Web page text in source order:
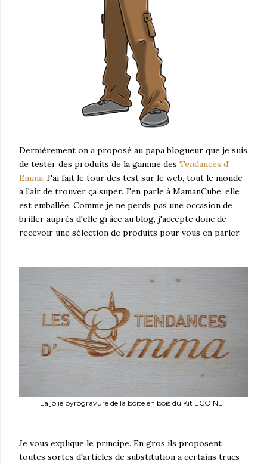
Dernièrement on a proposé au papa blogueur que je suis
de tester des produits de la gamme des Tendances d'
Emma. J'ai fait le tour des test sur le web, tout le monde
a l'air de trouver ça super. J'en parle à MamanCube, elle
est emballée. Comme je ne perds pas une occasion de
briller auprès d'elle grâce au blog, j'accepte donc de
recevoir une sélection de produits pour vous en parler.
La jolie pyrogravure de la boite en bois du Kit ECO NET
Je vous explique le principe. En gros ils proposent
toutes sortes d'articles de substitution a certains trucs